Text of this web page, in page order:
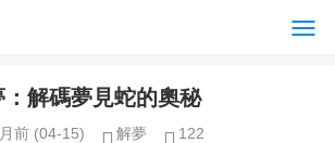
解碼夢見蛇的奧秘
前 (04-15) 解夢 122